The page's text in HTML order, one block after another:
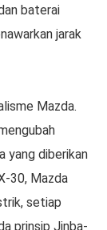
baterai
jarak
Mazda.
yang diberikan
30, Mazda
setiap
prinsip Jinba-